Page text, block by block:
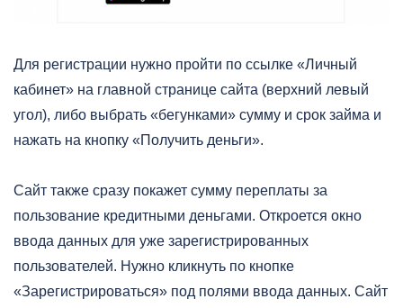
Для регистрации нужно пройти по ссылке «Личный
кабинет» на главной странице сайта (верхний левый
угол), либо выбрать «бегунками» сумму и срок займа и
нажать на кнопку «Получить деньги».
Сайт также сразу покажет сумму переплаты за
пользование кредитными деньгами. Откроется окно
ввода данных для уже зарегистрированных
пользователей. Нужно кликнуть по кнопке
«Зарегистрироваться» под полями ввода данных. Сайт